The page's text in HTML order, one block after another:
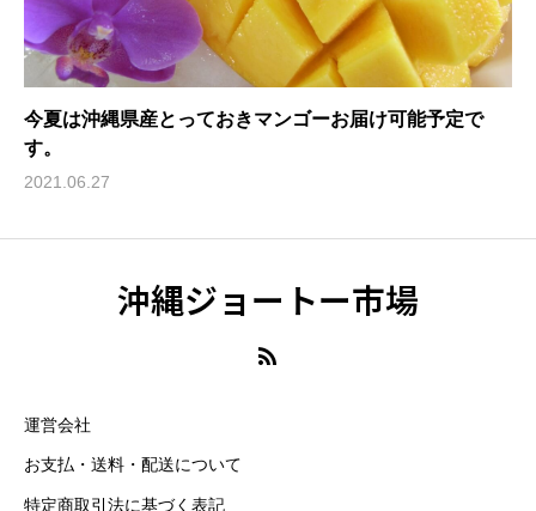
今夏は沖縄県産とっておきマンゴーお届け可能予定で
す。
2021.06.27
沖縄ジョートー市場
運営会社
お支払・送料・配送について
特定商取引法に基づく表記